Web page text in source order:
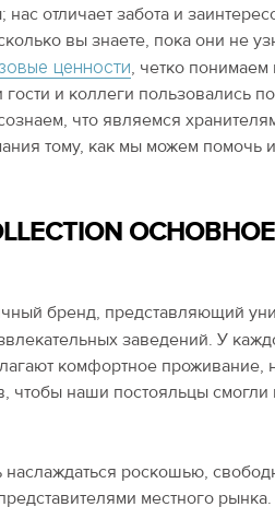
отличает забота и
вы знаете, пока они не
ценности, четко
и коллеги пользовались
что являемся
тому, как мы можем помочь
ОСНОВНОЕ
бренд, представляющий
заведений. У
комфортное проживание,
чтобы наши постояльцы смогли
наслаждаться роскошью,
местного рынка.